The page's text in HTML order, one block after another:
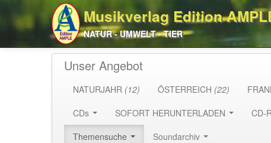
Musikverlag Edition
NATUR - UMWELT - TIER
Unser Angebot
NATURJAHR (12) ÖSTERREICH (22)
CDs
SOFORT HERUNTERLADEN CD-
Themensuche
Soundarchiv